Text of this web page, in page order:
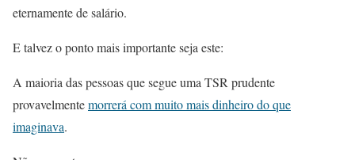
eternamente de salário.
E talvez o ponto mais importante seja este:
A maioria das pessoas que segue uma TSR prudente
provavelmentemorrerá com muito mais dinheiro do que
imaginava.